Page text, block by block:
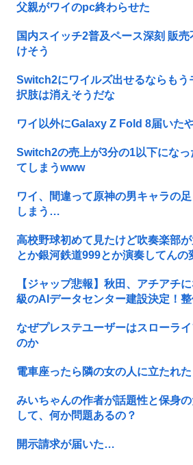
父親がワイのpc終わらせた
国内スイッチ2普及ペース深刻 販
けそう
Switch2にワイルズ出せるならもう
択肢は消えそうだな
ワイ以外にGalaxy Z Fold 8届いた
Switch2の売上が3分の1以下にな
てしまうwww
ワイ、間違って原神の男キャラの
しまう…
高校野球初めて見たけど吹奏楽部
とか銀河鉄道999とか演奏してんの
【ジャップ悲報】秋田、アチアチ
級のAIデータセンター建設決定！整
なぜプレステユーザーはスローラ
のか
電車座ったら隣の女の人に立たれた
みいちゃんの作者が話題性と保身
して、何か問題あるの？
開示請求が届いた…